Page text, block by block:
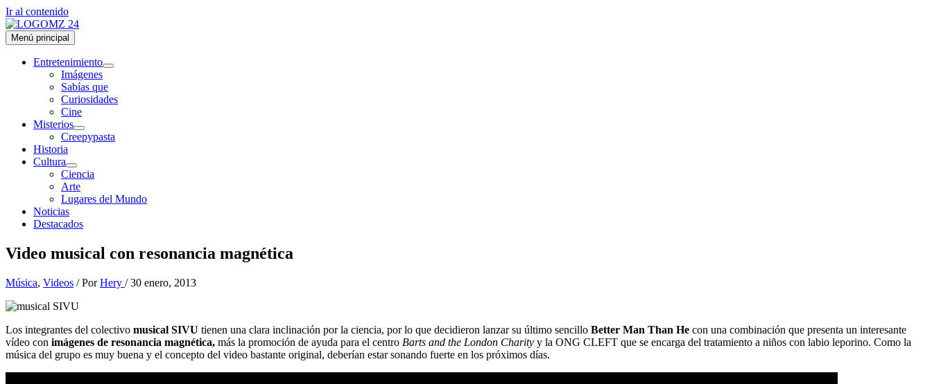
Ir al contenido
Menú principal
Entretenimiento
Imágenes
Sabías que
Curiosidades
Cine
Misterios
Creepypasta
Historia
Cultura
Ciencia
Arte
Lugares del Mundo
Noticias
Destacados
Video musical con resonancia magnética
Música, Videos / PorHery /30 enero, 2013
Los integrantes del colectivo musical SIVU tienen una clara inclinación por la ciencia, por lo que decidieron lanzar su último sencillo Better Man Than He con una combinación que presenta un interesante
vídeo con imágenes de resonancia magnética, más la promoción de ayuda para el centro Barts and the London Charity y la ONG CLEFT que se encarga del tratamiento a niños con labio leporino. Como la
música del grupo es muy buena y el concepto del video bastante original, deberían estar sonando fuerte en los próximos días.